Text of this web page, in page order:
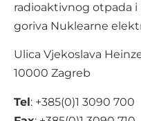
radioaktivnog otpada
goriva Nuklearne
Ulica Vjekoslava
10000 Zagreb
Tel: +385(0)1 3090 700